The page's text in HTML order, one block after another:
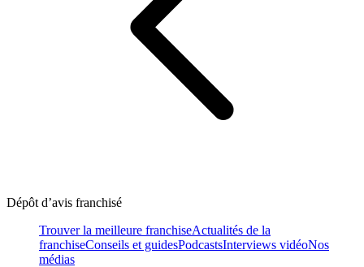
Dépôt d’avis franchisé
Trouver la meilleure franchiseActualités de la
franchiseConseils et guidesPodcastsInterviews vidéoNos
médias